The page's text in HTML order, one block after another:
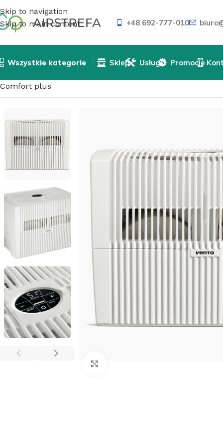
Skip to navigation
Skip to main content
+48 692-777-010
Wszystkie kategorie Sklep Usługi Promocje
Comfort plus